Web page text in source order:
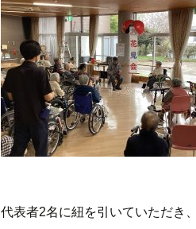
代表者2名に紐を引いていただき